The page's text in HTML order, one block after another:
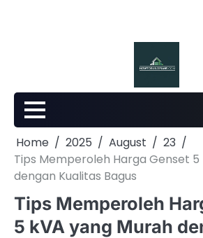
Home 2025 August
23
Tips Memperoleh Harga Genset 5
dengan Kualitas Bagus
Tips Memperoleh
5 kVA yang Murah